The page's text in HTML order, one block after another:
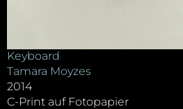
Keyboard
Tamara Moyzes
2014
C-Print auf Fotopapier